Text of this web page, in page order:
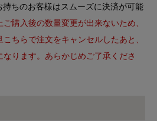
持ちのお客様はスムーズに決済が可能
購入後の数量変更が出来ないため、
ちらで注文をキャンセルしたあと、
ります。あらかじめご了承くださ